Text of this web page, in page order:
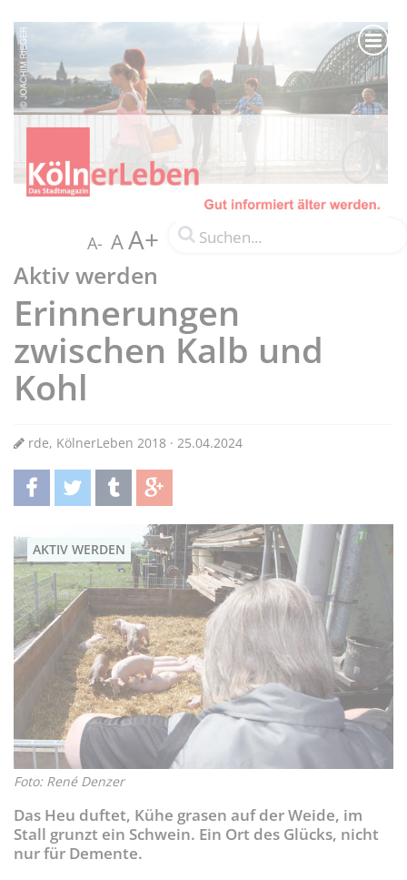
A- AA+
Aktiv werden
Erinnerungen
zwischen Kalb und
Kohl
rde, KölnerLeben 2018 · 25.04.2024
teilen
AKTIV WERDEN
Foto: René Denzer
Das Heu duftet, Kühe grasen auf der Weide, im
Stall grunzt ein Schwein. Ein Ort des Glücks, nicht
nur für Demente.